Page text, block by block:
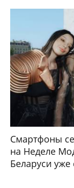
Смартфоны
на Неделе
Беларуси уже